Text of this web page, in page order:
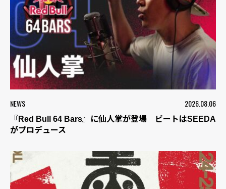
NEWS 2026.08.06
『Red Bull 64 Bars』に仙人掌が登場 ビートはSEEDA
がプロデュース